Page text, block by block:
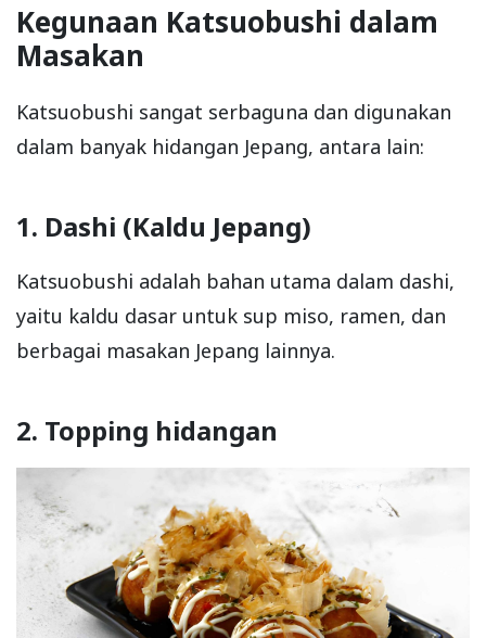
Kegunaan Katsuobushi dalam
Masakan
Katsuobushi sangat serbaguna dan digunakan
dalam banyak hidangan Jepang, antara lain:
1. Dashi (Kaldu Jepang)
Katsuobushi adalah bahan utama dalam dashi,
yaitu kaldu dasar untuk sup miso, ramen, dan
berbagai masakan Jepang lainnya.
2. Topping hidangan